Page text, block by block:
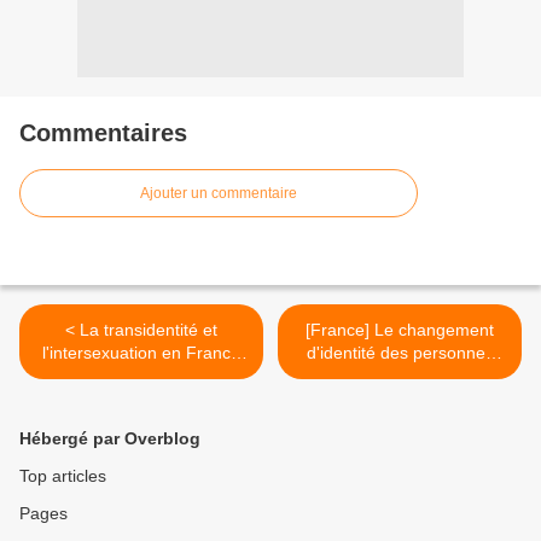
Commentaires
Ajouter un commentaire
< La transidentité et
l'intersexuation en France
(historique de 2011 à 2015)
[France] Le changement
d'identité des personnes
trans' >
Hébergé par Overblog
Top articles
Pages